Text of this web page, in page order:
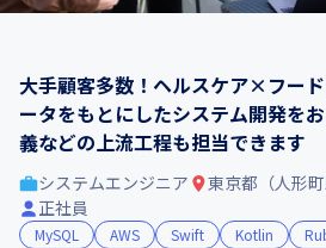
大手顧客多数！ヘルスケア×フー
ータをもとにしたシステム開発を
義などの上流工程も担当できます
システムエンジニア 東京都（人形町
正社員
MySQL AWS Swift Kotlin